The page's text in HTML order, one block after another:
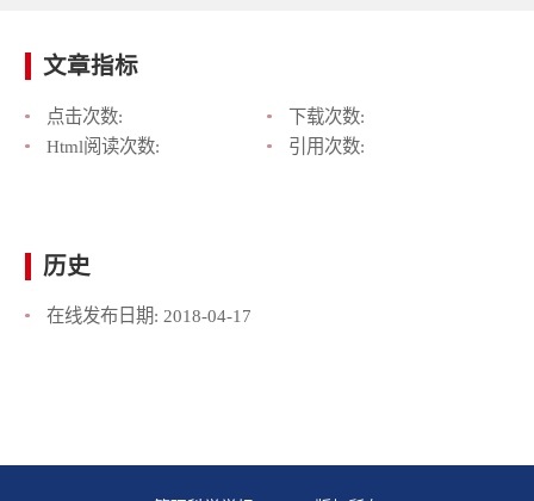
文章指标
点击次数:
下载次数:
Html阅读次数:
引用次数:
历史
在线发布日期: 2018-04-17